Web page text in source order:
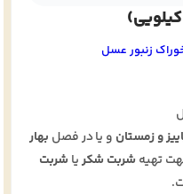
زنبور عسل
و زمستانو یا در فصل بهار
تهیه شربت شکریا شربت